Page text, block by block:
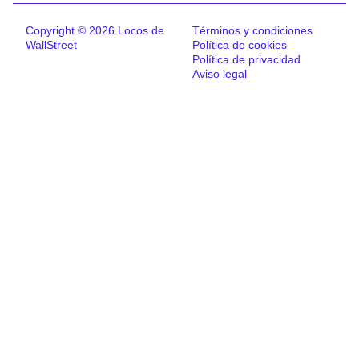
Copyright © 2026 Locos de
WallStreet
Términos y condiciones
Política de cookies
Política de privacidad
Aviso legal